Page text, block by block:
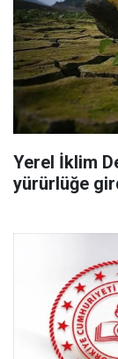
Yerel İklim
yürürlüğe